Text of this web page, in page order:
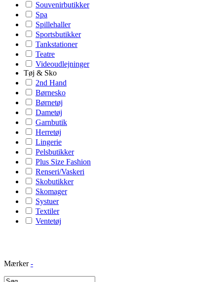
Souvenirbutikker
Spa
Spillehaller
Sportsbutikker
Tankstationer
Teatre
Videoudlejninger
Tøj & Sko
2nd Hand
Børnesko
Børnetøj
Dametøj
Garnbutik
Herretøj
Lingerie
Pelsbutikker
Plus Size Fashion
Renseri/Vaskeri
Skobutikker
Skomager
Systuer
Textiler
Ventetøj
Mærker -